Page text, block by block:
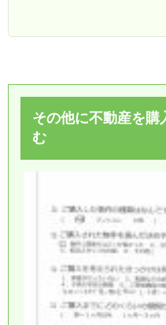
その他に不動産を購
む